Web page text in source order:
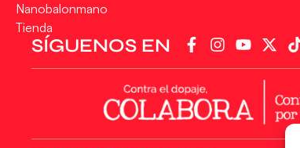
Nanobalonmano
Tienda
SÍGUENOS EN